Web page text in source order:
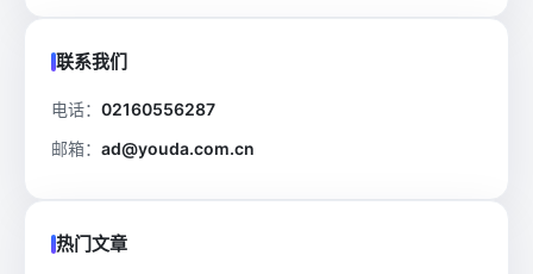
联系我们
电话： 02160556287
邮箱： ad@youda.com.cn
热门文章